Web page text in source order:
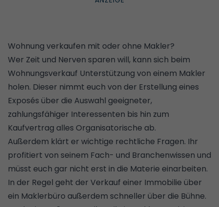
Wohnung verkaufen mit oder ohne Makler?
Wer Zeit und Nerven sparen will, kann sich beim
Wohnungsverkauf Unterstützung von einem Makler
holen. Dieser nimmt euch von der Erstellung eines
Exposés über die Auswahl geeigneter,
zahlungsfähiger Interessenten bis hin zum
Kaufvertrag alles Organisatorische ab.
Außerdem klärt er wichtige rechtliche Fragen. Ihr
profitiert von seinem Fach- und Branchenwissen und
müsst euch gar nicht erst in die Materie einarbeiten.
In der Regel geht der Verkauf einer Immobilie über
ein Maklerbüro außerdem schneller über die Bühne.